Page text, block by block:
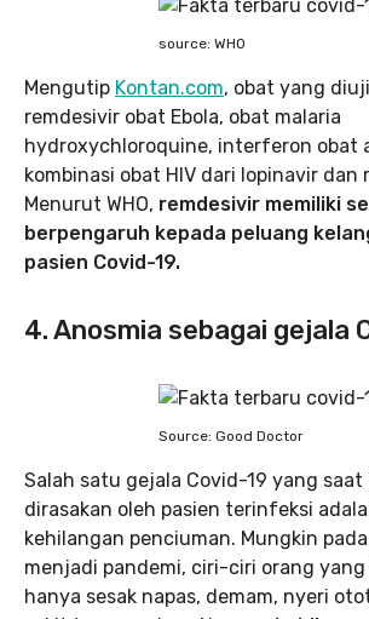
source: WHO
Mengutip Kontan.com, obat yang
remdesivir obat Ebola, obat malaria
hydroxychloroquine, interferon obat
kombinasi obat HIV dari lopinavir dan
Menurut WHO, remdesivir memiliki
berpengaruh kepada peluang
pasien Covid-19.
4. Anosmia sebagai gejala
Source: Good Doctor
Salah satu gejala Covid-19 yang
dirasakan oleh pasien terinfeksi
kehilangan penciuman. Mungkin
menjadi pandemi, ciri-ciri orang
hanya sesak napas, demam, nyeri